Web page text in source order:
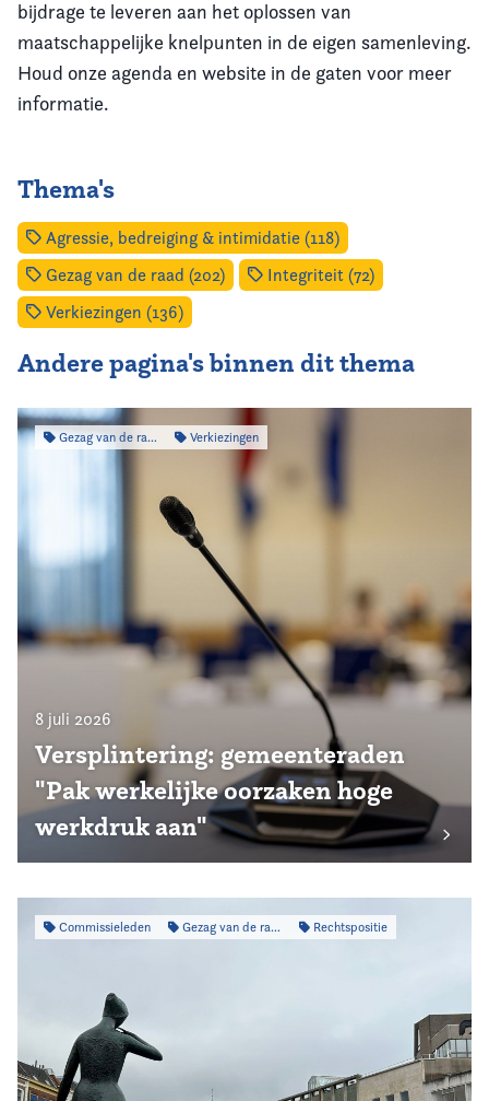
bijdrage te leveren aan het oplossen van
maatschappelijke knelpunten in de eigen samenleving.
Houd onze agenda en website in de gaten voor meer
informatie.
Thema's
Agressie, bedreiging & intimidatie (118)
Gezag van de raad (202)
Integriteit (72)
Verkiezingen (136)
Andere pagina's binnen dit thema
Gezag van de raad Verkiezingen
8 juli 2026
Versplintering: gemeenteraden
"Pak werkelijke oorzaken hoge
werkdruk aan"
Commissieleden Gezag van de raad Rechtspositie